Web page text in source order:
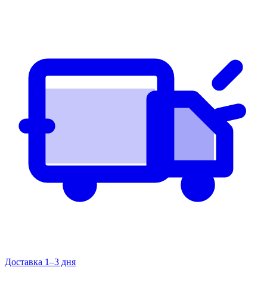
Доставка 1–3 дня